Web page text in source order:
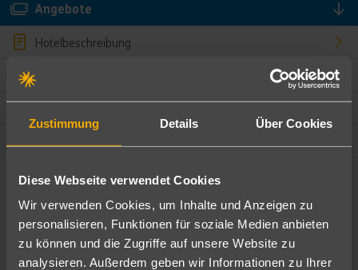
Zustimmung Details Über Cookies
Diese Webseite verwendet Cookies
Wir verwenden Cookies, um Inhalte und Anzeigen zu
personalisieren, Funktionen für soziale Medien anbieten
zu können und die Zugriffe auf unsere Website zu
analysieren. Außerdem geben wir Informationen zu Ihrer
Angebote
Hotelbeschreibung
Bewertungen
Ändere die Kriterien nach deinen Wünschen
Pauschal Nur Hotel